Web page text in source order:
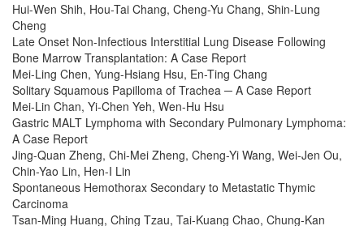
Hui-Wen Shih, Hou-Tai Chang, Cheng-Yu Chang, Shin-Lung
Cheng
Late Onset Non-Infectious Interstitial Lung Disease Following
Bone Marrow Transplantation: A Case Report
Mei-Ling Chen, Yung-Hsiang Hsu, En-Ting Chang
Solitary Squamous Papilloma of Trachea ─ A Case Report
Mei-Lin Chan, Yi-Chen Yeh, Wen-Hu Hsu
Gastric MALT Lymphoma with Secondary Pulmonary Lymphoma:
A Case Report
Jing-Quan Zheng, Chi-Mei Zheng, Cheng-Yi Wang, Wei-Jen Ou,
Chin-Yao Lin, Hen-I Lin
Spontaneous Hemothorax Secondary to Metastatic Thymic
Carcinoma
Tsan-Ming Huang, Ching Tzau, Tai-Kuang Chao, Chung-Kan